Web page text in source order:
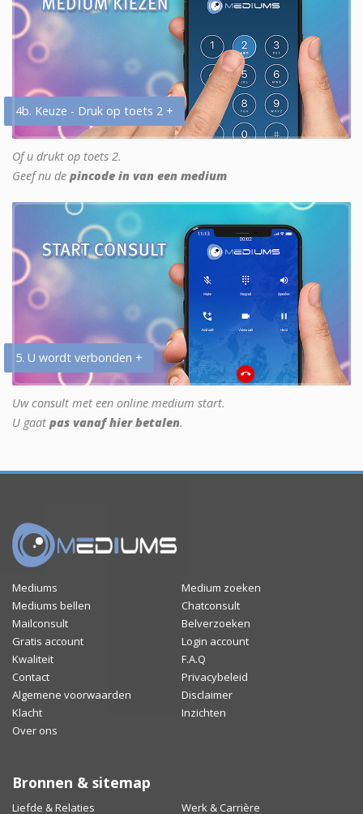
4b. Keuze - Druk op toets 2 +
Of u drukt op toets 2.
Geef nu de pincode in van een medium
5. U wordt verbonden +
Uw consult met een online medium start.
U gaat pas vanaf hier betalen.
Mediums
Medium zoeken
Mediums bellen
Chatconsult
Mailconsult
Belverzoeken
Gratis account
Login account
Kwaliteit
F.A.Q
Contact
Privacybeleid
Algemene voorwaarden
Disclaimer
Klacht
Inzichten
Over ons
Bronnen & sitemap
Liefde & Relaties Werk & Carrière